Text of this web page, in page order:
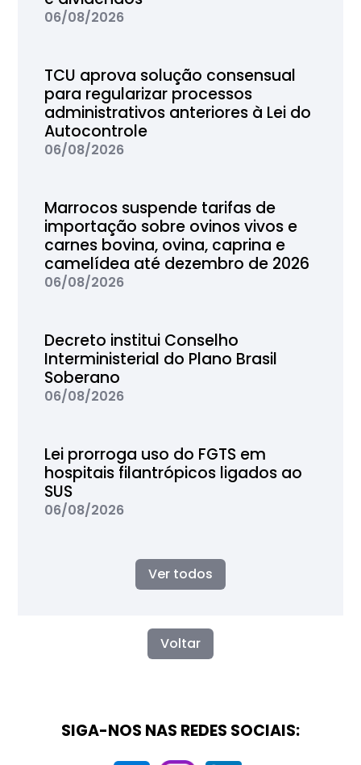
06/08/2026
TCU aprova solução consensual
para regularizar processos
administrativos anteriores à Lei do
Autocontrole
06/08/2026
Marrocos suspende tarifas de
importação sobre ovinos vivos e
carnes bovina, ovina, caprina e
camelídea até dezembro de 2026
06/08/2026
Decreto institui Conselho
Interministerial do Plano Brasil
Soberano
06/08/2026
Lei prorroga uso do FGTS em
hospitais filantrópicos ligados ao
SUS
06/08/2026
Ver todos
Voltar
SIGA-NOS NAS REDES SOCIAIS: